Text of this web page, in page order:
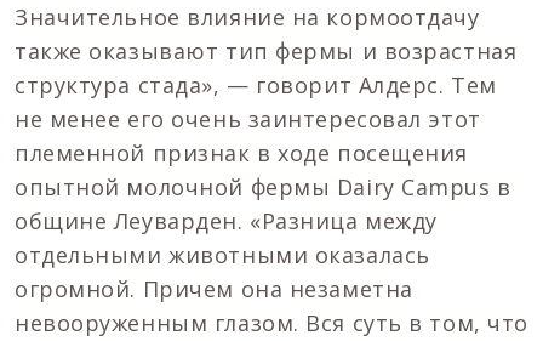
Значительное влияние на кормоотдачу
также оказывают тип фермы и возрастная
структура стада», — говорит Алдерс. Тем
не менее его очень заинтересовал этот
племенной признак в ходе посещения
опытной молочной фермы Dairy Campus в
общине Леуварден. «Разница между
отдельными животными оказалась
огромной. Причем она незаметна
невооруженным глазом. Вся суть в том, что